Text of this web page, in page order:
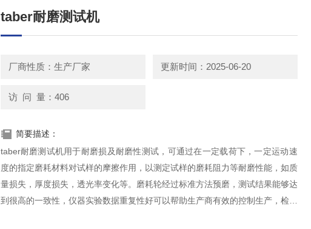
taber耐磨测试机
厂商性质：生产厂家 更新时间：2025-06-20
访 问 量：406
简要描述：
taber耐磨测试机用于耐磨损及耐磨性测试，可通过在一定载荷下，一定运动速
度的指定磨耗材料对试样的摩擦作用，以测定试样的磨耗阻力等耐磨性能，如质
量损失，厚度损失，透光率变化等。磨耗轮经过标准方法预磨，测试结果能够达
到很高的一致性，仪器实验数据重复性好可以帮助生产商有效的控制生产，检验